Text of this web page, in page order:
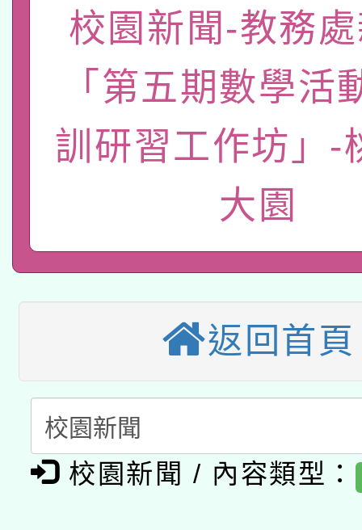
「數位內容與教學軟
pilot」
薪期間赴陸應申請許可
轉知經濟部水利署委託
業技術研究院辦理「
用水績優單位及節水達
115年8月22日(星期六
桃園市孔廟祈福系列
開 智慧啟航」
2026年桃園地景藝術
本校115學年度第2次
招)
適應運動共學行動站研
本館辦理115年度閱讀
暨閱讀推動專業研習
科技賦能─人工智慧
礎課程
A3數位素養講師名單
「數位內容與教學軟體
pilot」
有關大陸委員會函釋公
轉知經濟部水利署委託
校園新聞-教務
「第五期數學活
訓研習工作坊」-
大園
返回首頁
校園新聞 / 內容類型：